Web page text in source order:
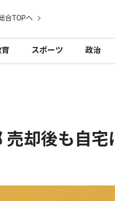
合TOPへ
スポーツ 政治
売却後も自